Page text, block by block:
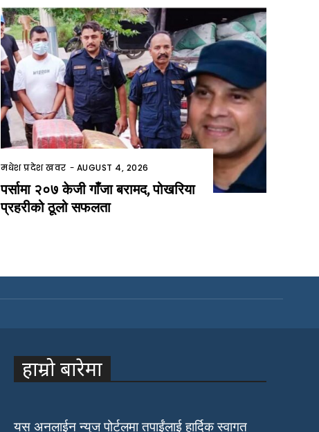
मधेश प्रदेश खवर - AUGUST 4, 2026
पर्सामा २०७ केजी गाँजा बरामद, पोखरिया
प्रहरीको ठूलो सफलता
हाम्रो बारेमा
यस अनलाईन न्युज पोर्टलमा तपाईंलाई हार्दिक स्वागत